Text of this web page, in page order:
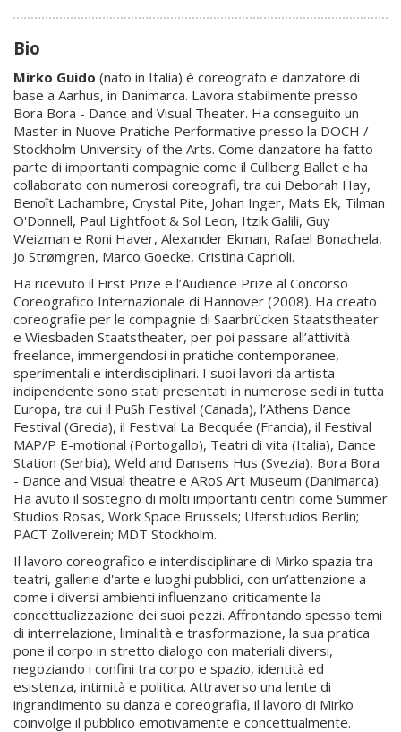
Bio
Mirko Guido (nato in Italia) è coreografo e danzatore di
base a Aarhus, in Danimarca. Lavora stabilmente presso
Bora Bora - Dance and Visual Theater. Ha conseguito un
Master in Nuove Pratiche Performative presso la DOCH /
Stockholm University of the Arts. Come danzatore ha fatto
parte di importanti compagnie come il Cullberg Ballet e ha
collaborato con numerosi coreografi, tra cui Deborah Hay,
Benoît Lachambre, Crystal Pite, Johan Inger, Mats Ek, Tilman
O'Donnell, Paul Lightfoot & Sol Leon, Itzik Galili, Guy
Weizman e Roni Haver, Alexander Ekman, Rafael Bonachela,
Jo Strømgren, Marco Goecke, Cristina Caprioli.
Ha ricevuto il First Prize e l’Audience Prize al Concorso
Coreografico Internazionale di Hannover (2008). Ha creato
coreografie per le compagnie di Saarbrücken Staatstheater
e Wiesbaden Staatstheater, per poi passare all’attività
freelance, immergendosi in pratiche contemporanee,
sperimentali e interdisciplinari. I suoi lavori da artista
indipendente sono stati presentati in numerose sedi in tutta
Europa, tra cui il PuSh Festival (Canada), l’Athens Dance
Festival (Grecia), il Festival La Becquée (Francia), il Festival
MAP/P E-motional (Portogallo), Teatri di vita (Italia), Dance
Station (Serbia), Weld and Dansens Hus (Svezia), Bora Bora
- Dance and Visual theatre e ARoS Art Museum (Danimarca).
Ha avuto il sostegno di molti importanti centri come Summer
Studios Rosas, Work Space Brussels; Uferstudios Berlin;
PACT Zollverein; MDT Stockholm.
Il lavoro coreografico e interdisciplinare di Mirko spazia tra
teatri, gallerie d'arte e luoghi pubblici, con un’attenzione a
come i diversi ambienti influenzano criticamente la
concettualizzazione dei suoi pezzi. Affrontando spesso temi
di interrelazione, liminalità e trasformazione, la sua pratica
pone il corpo in stretto dialogo con materiali diversi,
negoziando i confini tra corpo e spazio, identità ed
esistenza, intimità e politica. Attraverso una lente di
ingrandimento su danza e coreografia, il lavoro di Mirko
coinvolge il pubblico emotivamente e concettualmente.